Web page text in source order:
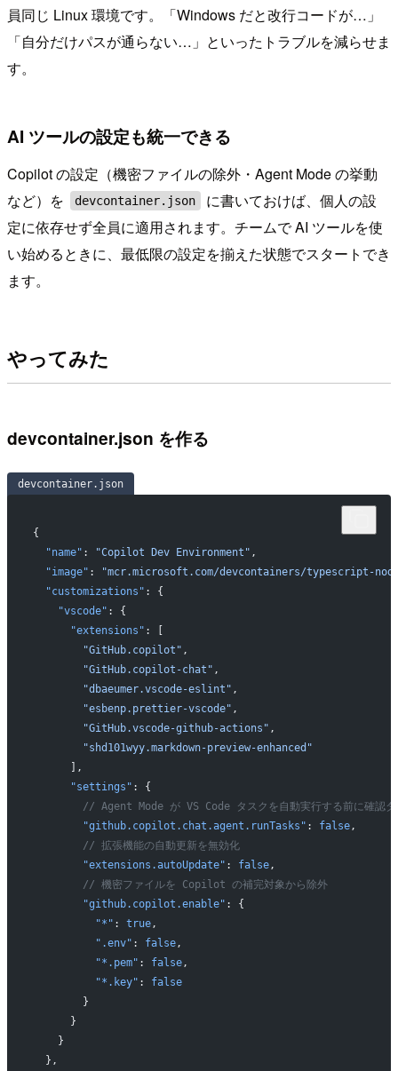
員同じ Linux 環境です。「Windows だと改行コードが…」
「自分だけパスが通らない…」といったトラブルを減らせま
す。
AI ツールの設定も統一できる
Copilot の設定（機密ファイルの除外・Agent Mode の挙動
など）を
devcontainer.json
に書いておけば、個人の設
定に依存せず全員に適用されます。チームで AI ツールを使
い始めるときに、最低限の設定を揃えた状態でスタートでき
ます。
やってみた
devcontainer.json を作る
devcontainer.json
{
  "name"
: "Copilot Dev Environment" ,
  "image"
:
"mcr.microsoft.com/devcontainers/typescript-
  "customizations"
: {
    "vscode"
: {
      "extensions"
: [
        "GitHub.copilot"
,
        "GitHub.copilot-chat"
,
        "dbaeumer.vscode-eslint"
,
        "esbenp.prettier-vscode"
,
        "GitHub.vscode-github-actions"
,
        "shd101wyy.markdown-preview-enhanced"
      ],
      "settings"
: {
// Agent Mode が VS Code タスクを自動実行する前に確認ダ
        "github.copilot.chat.agent.runTasks"
: false,
        // 拡張機能の自動更新を無効化
        "extensions.autoUpdate"
: false,
        // 機密ファイルを Copilot の補完対象から除外
        "github.copilot.enable"
: {
          "*"
: true,
          ".env"
: false,
          "*.pem"
: false,
          "*.key"
: false
        }
      }
    }
  },